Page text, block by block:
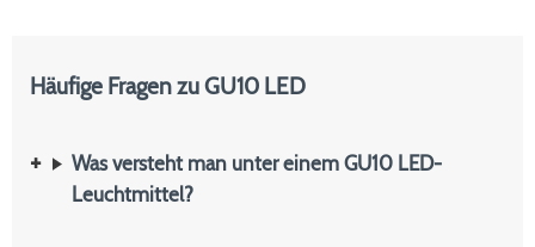
Häufige Fragen zu GU10 LED
Was versteht man unter einem GU10 LED-
Leuchtmittel?